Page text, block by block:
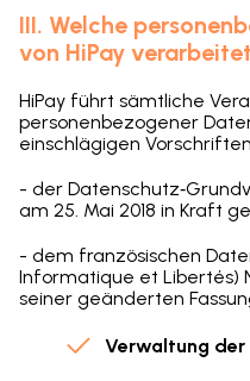
III. Welche
von HiPay
HiPay führt sämtliche
personenbezogener
einschlägigen
- der
am 25. Mai 2018 in Kraft
- dem französischen
Informatique et Libertés)
seiner geänderten
Verwaltung der